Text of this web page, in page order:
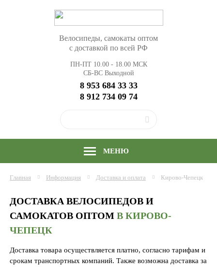
Велосипеды, самокаты оптом
с доставкой по всей РФ
ПН-ПТ 10.00 - 18.00 МСК
СБ-ВС Выходной
8 953 684 33 33
8 912 734 09 74
МЕНЮ
Главная Информация Доставка и оплата Кирово-Чепецк
ДОСТАВКА ВЕЛОСИПЕДОВ И
САМОКАТОВ ОПТОМ В КИРОВО-
ЧЕПЕЦК
Доставка товара осуществляется платно, согласно тарифам и
срокам транспортных компаний. Также возможна доставка за